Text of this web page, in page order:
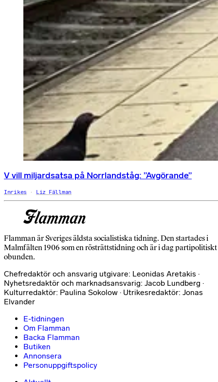
V vill miljardsatsa på Norrlandståg: ”Avgörande”
Inrikes Liz Fällman
Flamman är Sveriges äldsta socialistiska tidning. Den startades i
Malmfälten 1906 som en rösträttstidning och är i dag partipolitiskt
obunden.
Chefredaktör och ansvarig utgivare: Leonidas Aretakis ·
Nyhetsredaktör och marknadsansvarig: Jacob Lundberg ·
Kulturredaktör: Paulina Sokolow · Utrikesredaktör: Jonas
Elvander
E-tidningen
Om Flamman
Backa Flamman
Butiken
Annonsera
Personuppgiftspolicy